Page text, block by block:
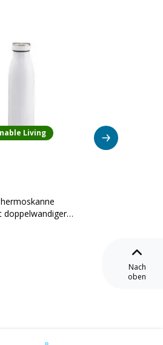
Living
doppelwandiger
Nach
oben